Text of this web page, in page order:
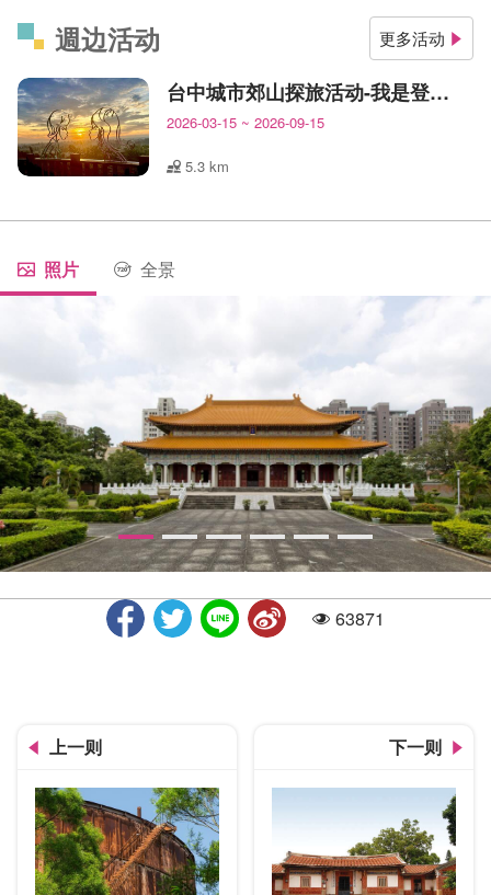
週边活动 更多活动
台中城市郊山探旅活动-我是登山王
2026-03-15 ~ 2026-09-15
5.3 km
照片 全景
人气63871
上一则 下一则